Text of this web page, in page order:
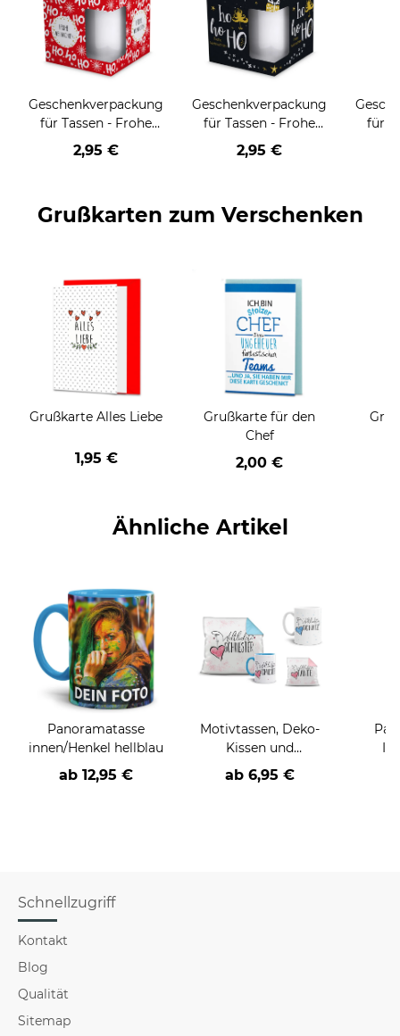
Geschenkverpackung
für Tassen - Frohe
Weihnachten - HO
HO HO - rot
2,95 €
Geschenkverpackung
für Tassen - Frohe
Weihnachten - HO
HO HO - schwarz
2,95 €
für
Grußkarten zum Verschenken
Grußkarte Alles Liebe
1,95 €
Grußkarte für den
Chef
2,00 €
Ähnliche Artikel
Panoramatasse
innen/Henkel hellblau
ab 12,95 €
Motivtassen, Deko-
Kissen und
Geschenke-Sets für
die Familie
ab 6,95 €
Schnellzugriff
Kontakt
Blog
Qualität
Sitemap